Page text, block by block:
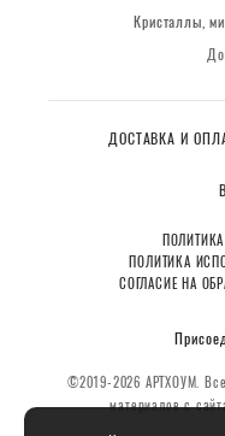
Кристаллы,
ДОСТАВКА И
ПОЛИТИКА
СОГЛАСИЕ НА
©2019-2026 АРТХОУМ.
материалов с